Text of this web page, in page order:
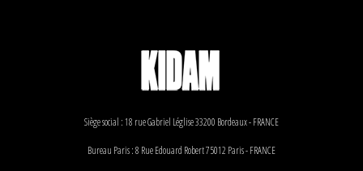
Siège social : 18 rue Gabriel Léglise 33200 Bordeaux - FRANCE
Bureau Paris : 8 Rue Edouard Robert 75012 Paris - FRANCE